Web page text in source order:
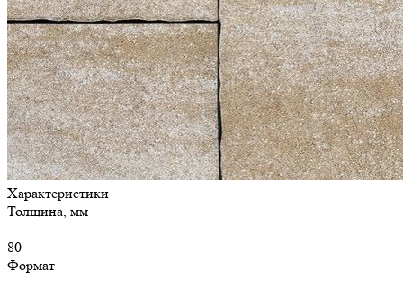
Характеристики
Толщина, мм
—
80
Формат
—